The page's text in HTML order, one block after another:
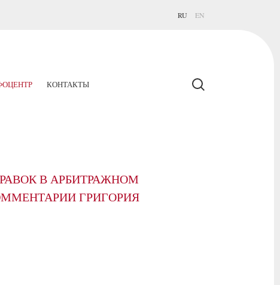
RU EN
КОНТАКТЫ
В АРБИТРАЖНОМ
ГРИГОРИЯ